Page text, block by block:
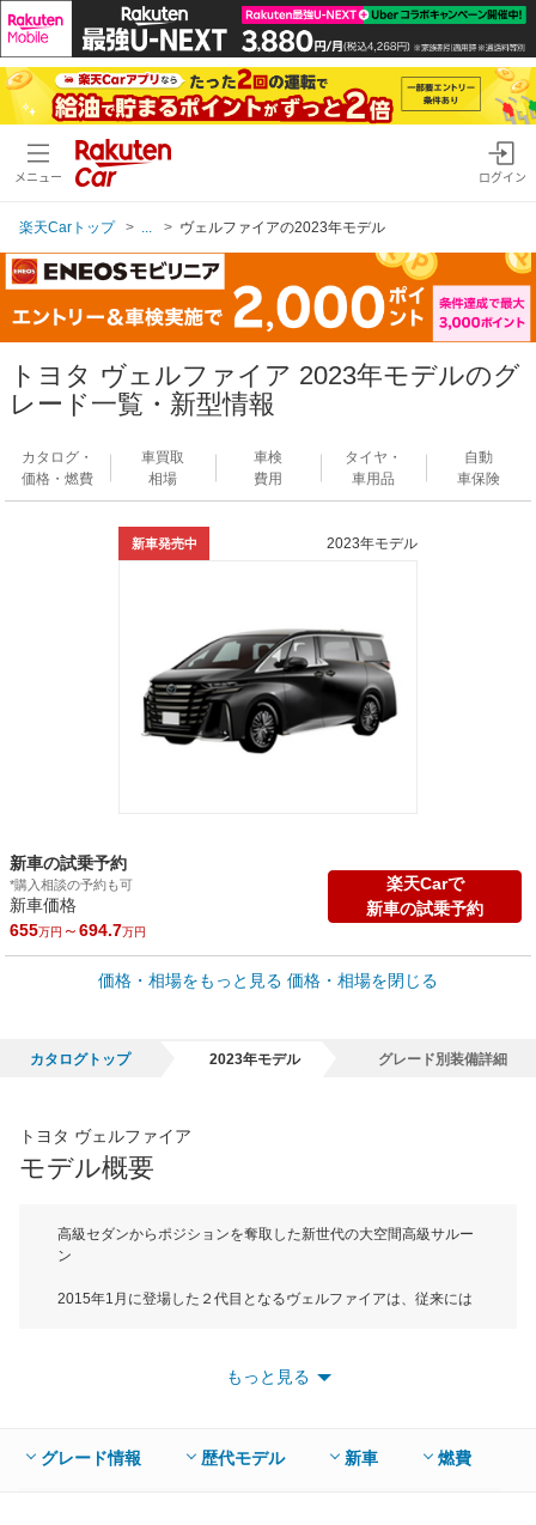
メニュー ログイン
楽天Carトップ ヴェルファイアの2023年モデル
トヨタ ヴェルファイア 2023年モデルのグ
レード一覧・新型情報
カタログ・
価格・燃費
車買取
相場
車検
費用
タイヤ・
車用品
自動
車保険
新車発売中 2023年モデル
新車の試乗予約
*購入相談の予約も可
新車価格
655万円 ～694.7万円
楽天Carで
新車の試乗予約
車買取価格 *
車買取相場
全国平均の車検価格 *
*当該価格は車種別の価格となります。
価格・相場をもっと見る 価格・相場を閉じる
カタログトップ 2023年モデル グレード別装備詳細
トヨタ ヴェルファイア
モデル概要
高級セダンからポジションを奪取した新世代の大空間高級サルー
ン
2015年1月に登場した２代目となるヴェルファイアは、従来には
上そしてリアサスペンションにはダブルウィッシュボーン式を採
な外観デザインを採用し、どんなシーンにおいても心地良い静粛
性を向上している。搭載しているエンジンは最高出力182psを発
もっと見る
グレード情報 歴代モデル 新車 燃費